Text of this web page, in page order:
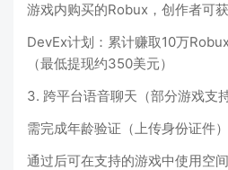
游戏内购买的Robux，创作者可
DevEx计划：累计赚取10万
（最低提现约350美元）
3. 跨平台语音聊天（部分游戏支持
需完成年龄验证（上传身份证件）
通过后可在支持的游戏中使用空